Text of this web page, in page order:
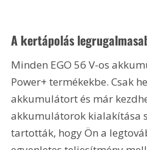
A kertápolás
Minden EGO 56 V-os
Power+ termékekbe. Csak
akkumulátort és már
akkumulátorok kialakítása
tartották, hogy Ön a